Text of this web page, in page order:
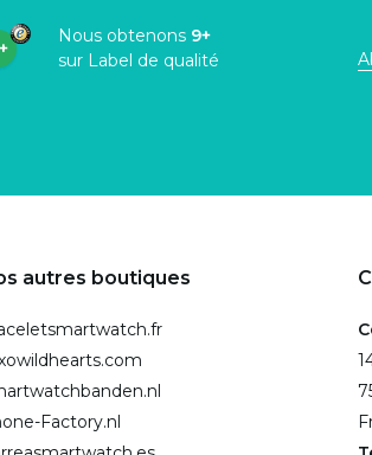
Nous obtenons 9+
sur Label de qualité
autres boutiques
Factory.nl